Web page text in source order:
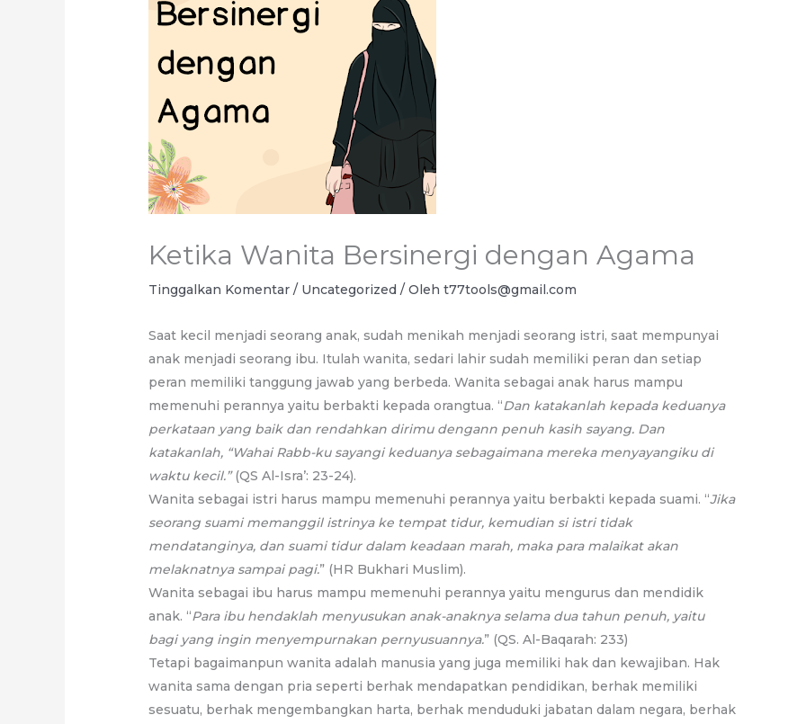
Ketika Wanita Bersinergi dengan Agama
Tinggalkan Komentar / Uncategorized / Oleht77tools@gmail.com
Saat kecil menjadi seorang anak, sudah menikah menjadi seorang istri, saat mempunyai
anak menjadi seorang ibu. Itulah wanita, sedari lahir sudah memiliki peran dan setiap
peran memiliki tanggung jawab yang berbeda. Wanita sebagai anak harus mampu
memenuhi perannya yaitu berbakti kepada orangtua. “Dan katakanlah kepada keduanya
perkataan yang baik dan rendahkan dirimu dengann penuh kasih sayang. Dan
katakanlah, “Wahai Rabb-ku sayangi keduanya sebagaimana mereka menyayangiku di
waktu kecil.”(QS Al-Isra’: 23-24).
Wanita sebagai istri harus mampu memenuhi perannya yaitu berbakti kepada suami. “Jika
seorang suami memanggil istrinya ke tempat tidur, kemudian si istri tidak
mendatanginya, dan suami tidur dalam keadaan marah, maka para malaikat akan
melaknatnya sampai pagi.” (HR Bukhari Muslim).
Wanita sebagai ibu harus mampu memenuhi perannya yaitu mengurus dan mendidik
anak. “Para ibu hendaklah menyusukan anak-anaknya selama dua tahun penuh, yaitu
bagi yang ingin menyempurnakan pernyusuannya.” (QS. Al-Baqarah: 233)
Tetapi bagaimanpun wanita adalah manusia yang juga memiliki hak dan kewajiban. Hak
wanita sama dengan pria seperti berhak mendapatkan pendidikan, berhak memiliki
sesuatu, berhak mengembangkan harta, berhak menduduki jabatan dalam negara, berhak